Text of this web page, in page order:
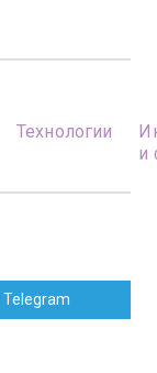
Технологии
и
Telegram